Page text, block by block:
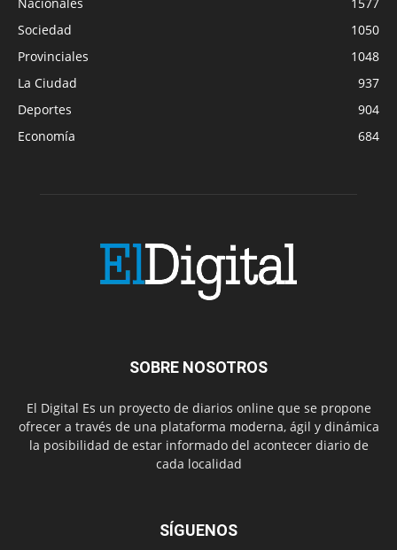
Sociedad
1050
Provinciales
1048
La Ciudad
937
Deportes
904
Economía
684
SOBRE NOSOTROS
El Digital Es un proyecto de diarios online que se propone
ofrecer a través de una plataforma moderna, ágil y dinámica
la posibilidad de estar informado del acontecer diario de
cada localidad
SÍGUENOS